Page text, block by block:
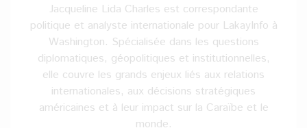
Jacqueline Lida Charles est correspondante
politique et analyste internationale pour LakayInfo à
Washington. Spécialisée dans les questions
diplomatiques, géopolitiques et institutionnelles,
elle couvre les grands enjeux liés aux relations
internationales, aux décisions stratégiques
américaines et à leur impact sur la Caraïbe et le
monde.